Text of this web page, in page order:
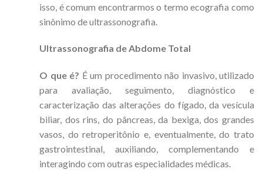
isso, é comum encontrarmos o termo ecografia como
sinônimo de ultrassonografia.
Ultrassonografia de Abdome Total
O que é? É um procedimento não invasivo, utilizado
para avaliação, seguimento, diagnóstico e
caracterização das alterações do fígado, da vesícula
biliar, dos rins, do pâncreas, da bexiga, dos grandes
vasos, do retroperitônio e, eventualmente, do trato
gastrointestinal, auxiliando, complementando e
interagindo com outras especialidades médicas.